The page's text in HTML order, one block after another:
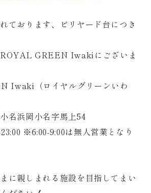
ております、ビリヤード台につき
GREEN Iwakiにございま
Iwaki（ロイヤルグリーンいわ
名浜岡小名字馬上54
※6:00-9:00は無人営業となり
に親しまれる施設を目指してまい